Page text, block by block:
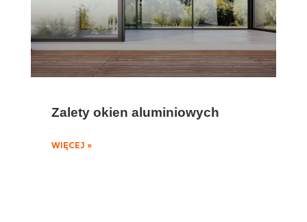
Zalety okien aluminiowych
WIĘCEJ »